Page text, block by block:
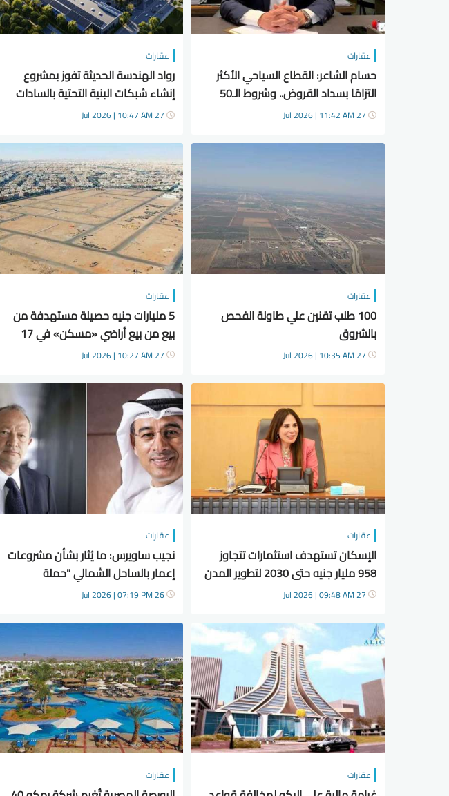
عقارات
حسام الشاعر: القطاع السياحي الأكثر
التزامًا بسداد القروض.. وشروط الـ50
مليار جنيه تعرقل الاستفادة منها
27 Jul 2026 | 11:42 AM
عقارات
رواد الهندسة الحديثة تفوز بمشروع
إنشاء شبكات البنية التحتية بالسادات
الصناعية
27 Jul 2026 | 10:47 AM
عقارات
100 طلب تقنين علي طاولة الفحص
بالشروق
27 Jul 2026 | 10:35 AM
عقارات
5 مليارات جنيه حصيلة مستهدفة من
بيع من بيع أراضي «مسكن» في 17
مدينة جديدة
27 Jul 2026 | 10:27 AM
عقارات
الإسكان تستهدف استثمارات تتجاوز
958 مليار جنيه حتى 2030 لتطوير المدن
الجديدة والبنية التحتية
27 Jul 2026 | 09:48 AM
عقارات
نجيب ساويرس: ما يُثار بشأن مشروعات
إعمار بالساحل الشمالي "حملة
مصطنعة"
26 Jul 2026 | 07:19 PM
عقارات عقارات